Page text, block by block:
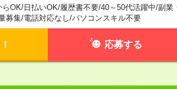
らOK/日払いOK/履歴書不要/40～50代活躍中/副業
募集/電話対応なし/パソコンスキル不要
応募する